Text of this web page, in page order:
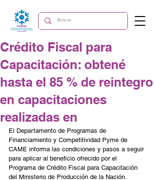
Crédito Fiscal para
Capacitación: obtené
hasta el 85 % de reintegro
en capacitaciones
realizadas en
El Departamento de Programas de
Financiamiento y Competitividad Pyme de
CAME informa las condiciones y pasos a seguir
para aplicar al beneficio ofrecido por el
Programa de Crédito Fiscal para Capacitación
del Ministerio de Producción de la Nación.